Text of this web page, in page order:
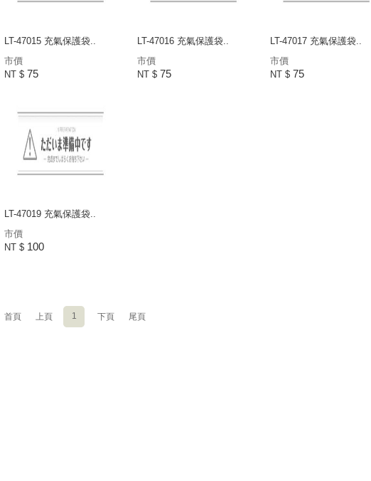
LT-47015 充氣保護袋..
市價
NT $ 75
LT-47016 充氣保護袋..
市價
NT $ 75
LT-47017 充氣保護袋..
市價
NT $ 75
LT-47019 充氣保護袋..
市價
NT $ 100
首頁 上頁 1 下頁 尾頁